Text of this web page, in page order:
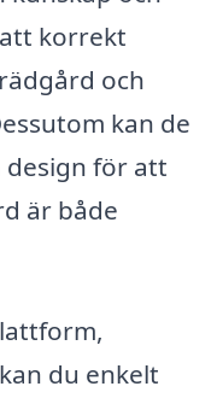
korrekt
och
kan de
design för att
är både
du enkelt